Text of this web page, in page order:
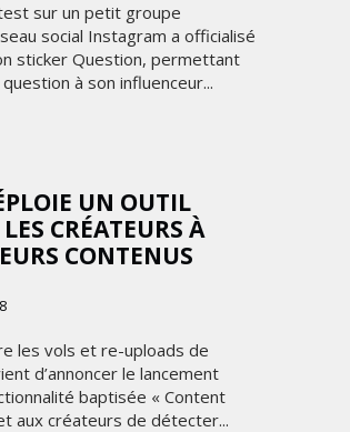
sur un petit groupe
social Instagram a officialisé
sticker Question, permettant
à son influenceur...
UN OUTIL
CRÉATEURS À
CONTENUS
les vols et re-uploads de
d’annoncer le lancement
baptisée « Content
aux créateurs de détecter...